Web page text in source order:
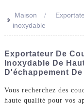
>> Maison
inoxydable
Exportateur De
Inoxydable De
D'échappement
Vous recherchez des
haute qualité pour vos